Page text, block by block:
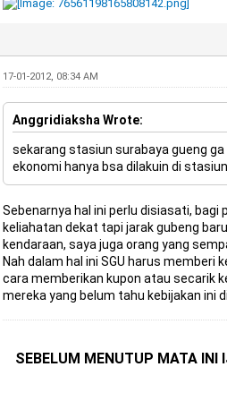
17-01-2012, 08:34 AM
Anggridiaksha Wrote:
sekarang stasiun surabaya gueng ga
ekonomi hanya bsa dilakuin di
Sebenarnya hal ini perlu disiasati,
keliahatan dekat tapi jarak gubeng
kendaraan, saya juga orang yang
Nah dalam hal ini SGU harus memberi
cara memberikan kupon atau secarik
mereka yang belum tahu kebijakan ini
SEBELUM MENUTUP MATA